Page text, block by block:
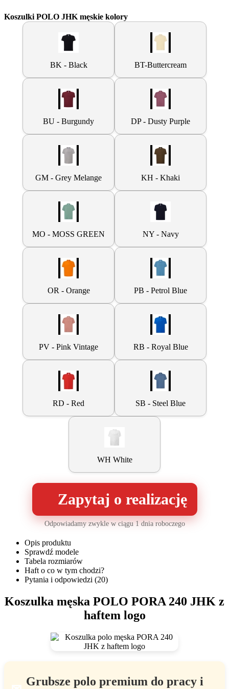
Koszulki POLO JHK męskie kolory
BK - Black BT-Buttercream
BU - Burgundy DP - Dusty Purple
GM - Grey Melange KH - Khaki
MO - MOSS GREEN NY - Navy
OR - Orange PB - Petrol Blue
PV - Pink Vintage RB - Royal Blue
RD - Red SB - Steel Blue
WH White
Zapytaj o realizację
Odpowiadamy zwykle w ciągu 1 dnia roboczego
Opis produktu
Sprawdź modele
Tabela rozmiarów
Haft o co w tym chodzi?
Pytania i odpowiedzi (20)
Koszulka męska POLO PORA 240 JHK z
haftem logo
Grubsze polo premium do pracy i